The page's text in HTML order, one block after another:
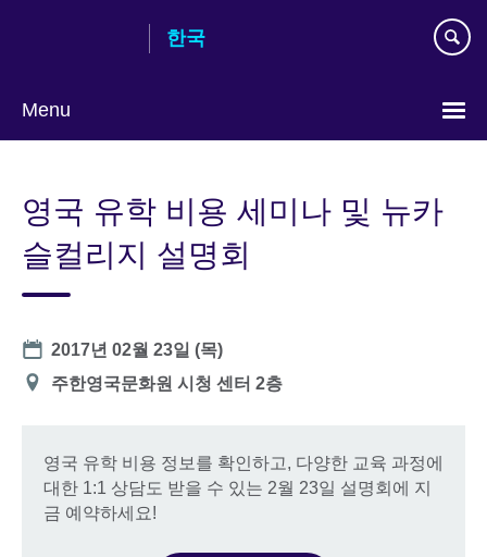
content
한국
Menu
영국 유학 비용 세미나 및 뉴카
슬컬리지 설명회
Date
2017년 02월 23일 (목)
장
주한영국문화원 시청 센터 2층
영국 유학 비용 정보를 확인하고, 다양한 교육 과정에
대한 1:1 상담도 받을 수 있는 2월 23일 설명회에 지
금 예약하세요!